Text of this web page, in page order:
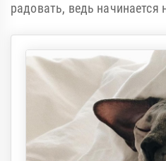
радовать, ведь начинается